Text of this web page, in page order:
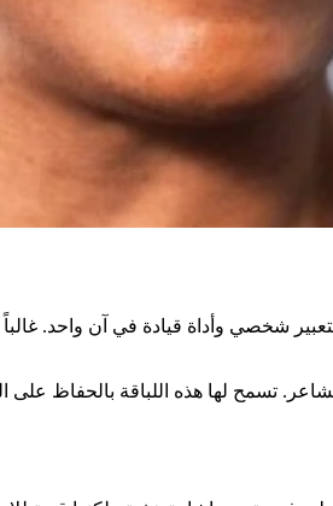
شخصي وأداة قيادة في آن واحد.
تسمح لها هذه اللباقة بالحفاظ